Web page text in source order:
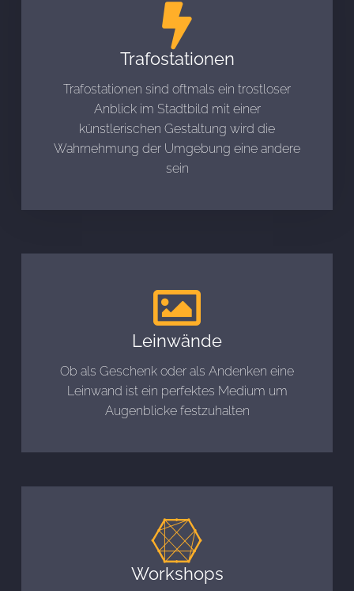
Trafostationen
Trafostationen sind oftmals ein trostloser
Anblick im Stadtbild mit einer
künstlerischen Gestaltung wird die
Wahrnehmung der Umgebung eine andere
sein
Leinwände
Ob als Geschenk oder als Andenken eine
Leinwand ist ein perfektes Medium um
Augenblicke festzuhalten
Workshops